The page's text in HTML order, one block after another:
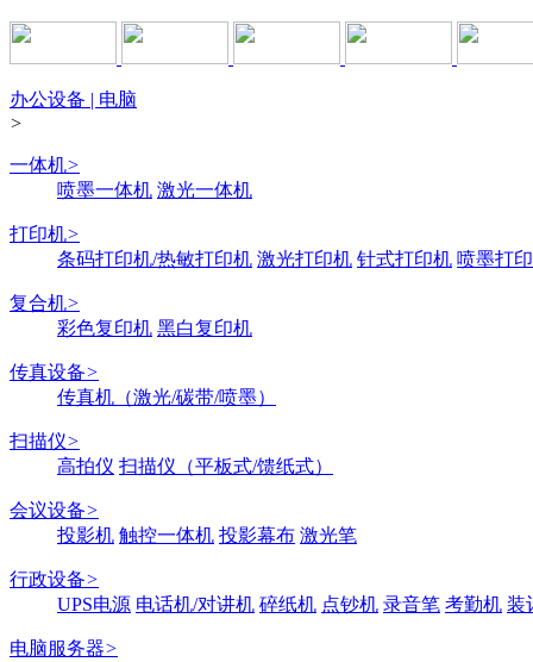
办公设备 | 电脑
>
一体机>
喷墨一体机 激光一体机
打印机>
条码打印机/热敏打印机 激光打印机 针式打印机 喷墨打
复合机>
彩色复印机 黑白复印机
传真设备>
传真机（激光/碳带/喷墨）
扫描仪>
高拍仪 扫描仪（平板式/馈纸式）
会议设备>
投影机 触控一体机 投影幕布 激光笔
行政设备>
UPS电源 电话机/对讲机 碎纸机 点钞机 录音笔 考勤机 装
电脑服务器>